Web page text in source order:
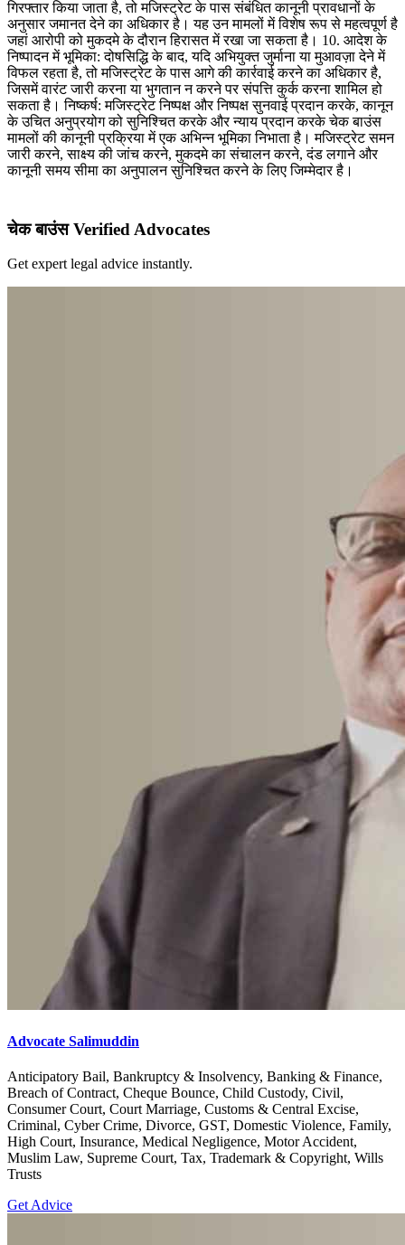
गिरफ्तार किया जाता है, तो मजिस्ट्रेट के पास संबंधित कानूनी प्रावधानों के
अनुसार जमानत देने का अधिकार है। यह उन मामलों में विशेष रूप से महत्वपूर्ण है
जहां आरोपी को मुकदमे के दौरान हिरासत में रखा जा सकता है। 10. आदेश के
निष्पादन में भूमिका: दोषसिद्धि के बाद, यदि अभियुक्त जुर्माना या मुआवज़ा देने में
विफल रहता है, तो मजिस्ट्रेट के पास आगे की कार्रवाई करने का अधिकार है,
जिसमें वारंट जारी करना या भुगतान न करने पर संपत्ति कुर्क करना शामिल हो
सकता है। निष्कर्ष: मजिस्ट्रेट निष्पक्ष और निष्पक्ष सुनवाई प्रदान करके, कानून
के उचित अनुप्रयोग को सुनिश्चित करके और न्याय प्रदान करके चेक बाउंस
मामलों की कानूनी प्रक्रिया में एक अभिन्न भूमिका निभाता है। मजिस्ट्रेट समन
जारी करने, साक्ष्य की जांच करने, मुकदमे का संचालन करने, दंड लगाने और
कानूनी समय सीमा का अनुपालन सुनिश्चित करने के लिए जिम्मेदार है।
चेक बाउंस Verified Advocates
Get expert legal advice instantly.
Advocate Salimuddin
Anticipatory Bail, Bankruptcy & Insolvency, Banking & Finance,
Breach of Contract, Cheque Bounce, Child Custody, Civil,
Consumer Court, Court Marriage, Customs & Central Excise,
Criminal, Cyber Crime, Divorce, GST, Domestic Violence, Family,
High Court, Insurance, Medical Negligence, Motor Accident,
Muslim Law, Supreme Court, Tax, Trademark & Copyright, Wills
Trusts
Get Advice